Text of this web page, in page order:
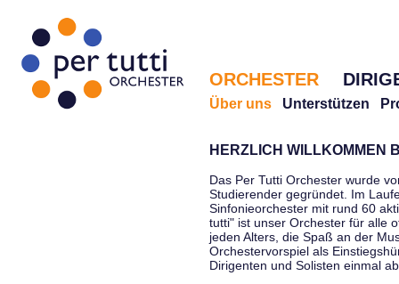
ORCHESTER
Über uns Unterstützen
HERZLICH WILLKOMMEN
Das Per Tutti Orchester wurde
Studierender gegründet. Im
Sinfonieorchester mit rund 60
tutti" ist unser Orchester für alle
jeden Alters, die Spaß an der
Orchestervorspiel als
Dirigenten und Solisten einmal